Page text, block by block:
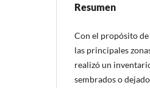
Resumen
Con el propósito de
las principales
realizó un
sembrados o